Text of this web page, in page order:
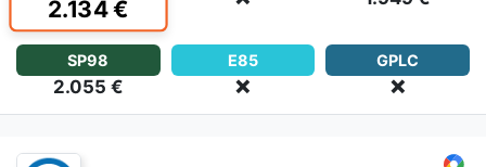
2.134 €
SP98
2.055 €
E85
❌
GPLC
❌